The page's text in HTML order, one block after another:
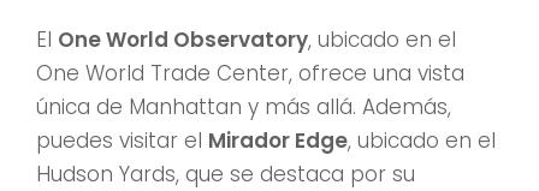
El One World Observatory, ubicado en el
One World Trade Center, ofrece una vista
única de Manhattan y más allá. Además,
puedes visitar el Mirador Edge, ubicado en el
Hudson Yards, que se destaca por su